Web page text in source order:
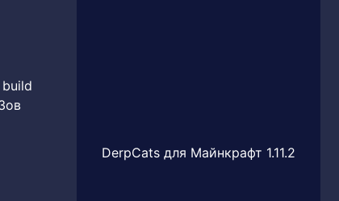
DerpCats для Майнкрафт 1.11.2